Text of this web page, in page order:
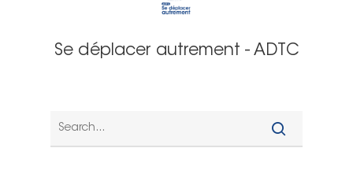
Se déplacer autrement - ADTC